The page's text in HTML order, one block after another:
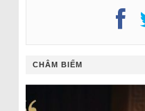
CHÂM BIẾM